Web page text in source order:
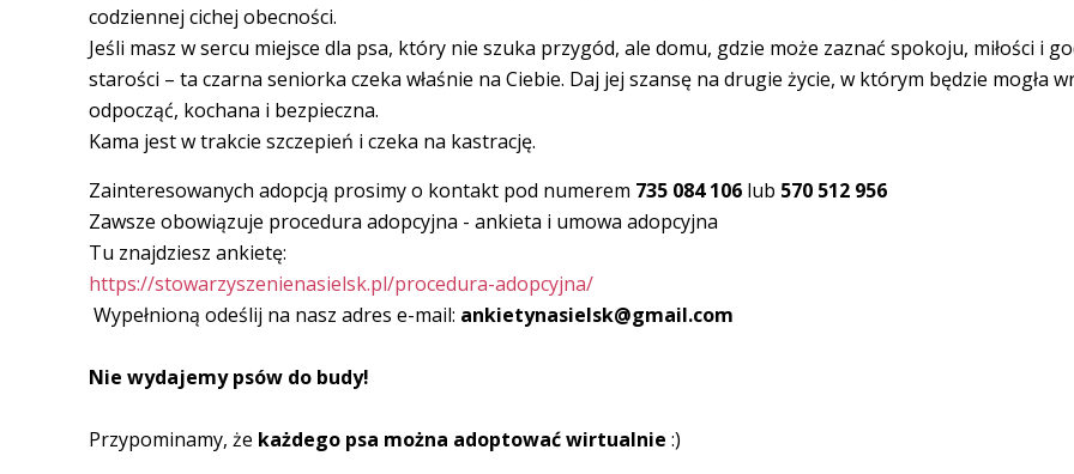
codziennej cichej obecności.
Jeśli masz w sercu miejsce dla psa, który nie szuka przygód, ale domu, gdzie może zaznać spokoju, miłości i
starości – ta czarna seniorka czeka właśnie na Ciebie. Daj jej szansę na drugie życie, w którym będzie mogła
odpocząć, kochana i bezpieczna.
Kama jest w trakcie szczepień i czeka na kastrację.
Zainteresowanych adopcją prosimy o kontakt pod numerem 735 084 106 lub 570 512 956
Zawsze obowiązuje procedura adopcyjna - ankieta i umowa adopcyjna
Tu znajdziesz ankietę:
https://stowarzyszenienasielsk.pl/procedura-adopcyjna/
Wypełnioną odeślij na nasz adres e-mail: ankietynasielsk@gmail.com
Nie wydajemy psów do budy!
Przypominamy, że każdego psa można adoptować wirtualnie :)